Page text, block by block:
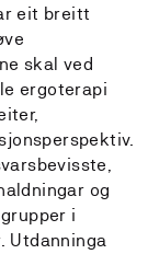
eit breitt
skal ved
ergoterapi
og
i
Utdanninga